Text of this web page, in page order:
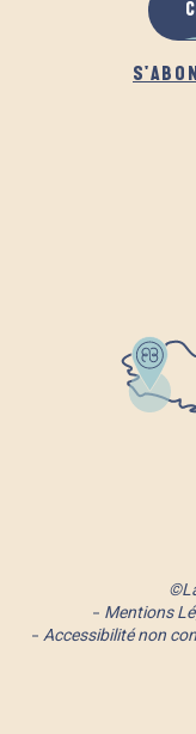
Mentions
Accessibilité non